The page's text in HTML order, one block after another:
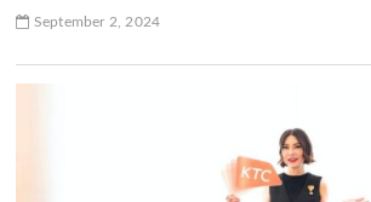
September 2, 2024